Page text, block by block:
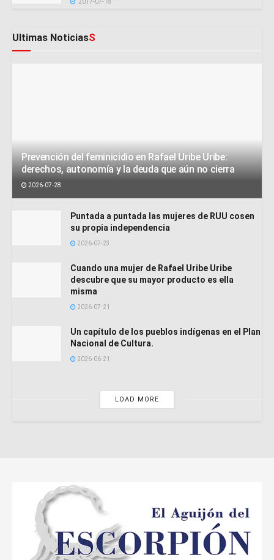
2017-07-18
Ultimas NoticiasS
Prevención del feminicidio en Rafael Uribe Uribe:
derechos, autonomía y la deuda que aún no cierra
2026-07-28
Puntada a puntada las mujeres de RUU cosen
su propia independencia
2026-07-23
Cuando una mujer de Rafael Uribe Uribe
descubre que su mayor producto es ella
misma
2026-07-21
Un capítulo de los pueblos indígenas en el Plan
Nacional de Cultura.
2026-06-21
LOAD MORE